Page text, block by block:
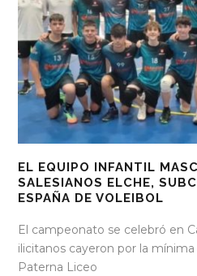
EL EQUIPO INFANTIL
SALESIANOS ELCHE,
ESPAÑA DE VOLEIBOL
El campeonato se celebró en
ilicitanos cayeron por la
Paterna Liceo